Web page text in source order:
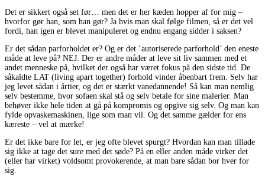
Det er sikkert også set før… men det er her kæden hopper af for mig –
hvorfor gør han, som han gør? Ja hvis man skal følge filmen, så er det vel
fordi, han igen er blevet manipuleret og endnu engang sidder i saksen?
Er det sådan parforholdet er? Og er det ’autoriserede parforhold’ den eneste
måde at leve på? NEJ. Der er andre måder at leve sit liv sammen med et
andet menneske på, hvilket der også har været fokus på den sidste tid. De
såkaldte LAT (living apart together) forhold vinder åbenbart frem. Selv har
jeg levet sådan i årtier, og det er stærkt vanedannende! Så kan man nemlig
selv bestemme, hvor sofaen skal stå og selv betale for sine malerier. Man
behøver ikke hele tiden at gå på kompromis og opgive sig selv. Og man kan
fylde opvaskemaskinen, lige som man vil. Og det samme gælder for ens
kæreste – vel at mærke!
Er det ikke bare for let, er jeg ofte blevet spurgt? Hvordan kan man tillade
sig ikke at tage det sure med det søde? På en eller anden måde virker det
(eller har virket) voldsomt provokerende, at man bare sådan bor hver for
sig.